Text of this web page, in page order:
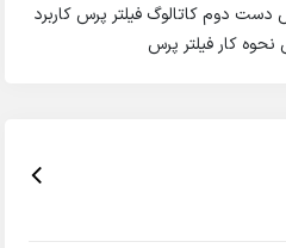
دوم کاتالوگ فیلتر پرس کاربرد
کار فیلتر پرس